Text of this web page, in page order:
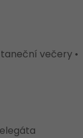
večery •